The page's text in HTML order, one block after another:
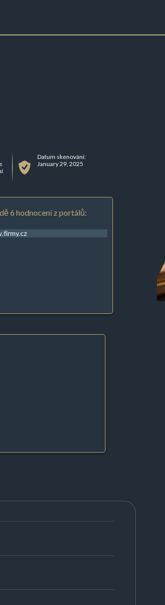
Datum skenování:
January 29, 2025
6 hodnocení z portálů: